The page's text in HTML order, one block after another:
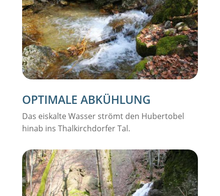
OPTIMALE ABKÜHLUNG
Das eiskalte Wasser strömt den Hubertobel
hinab ins Thalkirchdorfer Tal.